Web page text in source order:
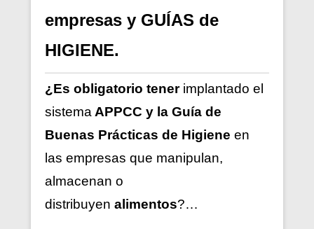
empresas y GUÍAS de
HIGIENE.
¿Es obligatorio tener implantado el
sistema APPCC y la Guía de
Buenas Prácticas de Higiene en
las empresas que manipulan,
almacenan o
distribuyen alimentos?…